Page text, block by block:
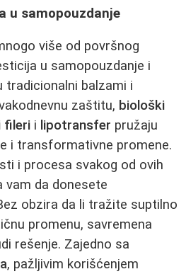
u samopouzdanje
više od površnog
u samopouzdanje i
tradicionalni balzami i
zaštitu, biološki
fileri i lipotransfer pružaju
i transformativne promene.
i procesa svakog od ovih
vam da donesete
obzira da li tražite suptilno
promenu, savremena
rešenje. Zajedno sa
, pažljivim korišćenjem